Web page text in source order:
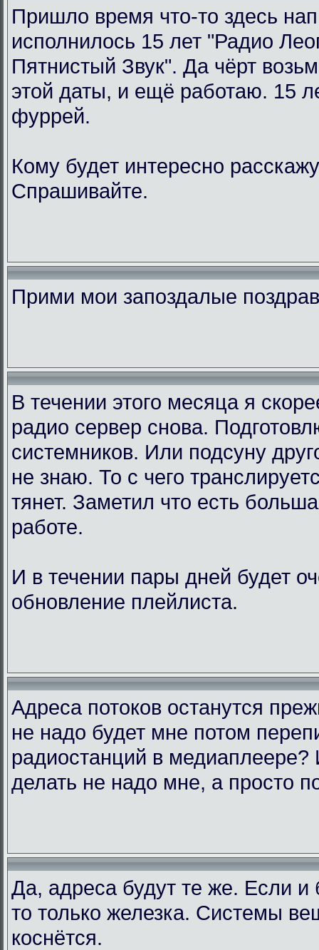
Пришло время что-то здесь
исполнилось 15 лет "Радио
Пятнистый Звук". Да чёрт
этой даты, и ещё работаю. 15
фуррей.
Кому будет интересно
Спрашивайте.
Прими мои запоздалые
В течении этого месяца я
радио сервер снова.
системников. Или подсуну
не знаю. То с чего
тянет. Заметил что есть
работе.
И в течении пары дней будет
обновление плейлиста.
Адреса потоков останутся
не надо будет мне потом
радиостанций в медиаплеере?
делать не надо мне, а просто
Да, адреса будут те же. Если и
то только железка. Системы
коснётся.